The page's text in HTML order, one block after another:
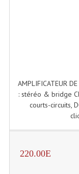
AMPLIFICATEUR
: stéréo & bridge
courts-circuits,
220.00E